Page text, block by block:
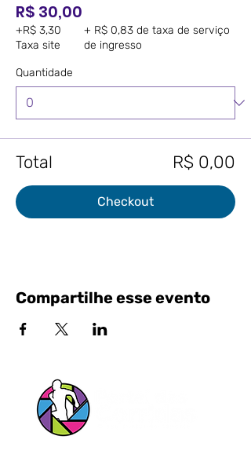
R$ 30,00
+R$ 3,30
Taxa site
+ R$ 0,83 de taxa de serviço
de ingresso
Quantidade
Total R$ 0,00
Checkout
Compartilhe esse evento